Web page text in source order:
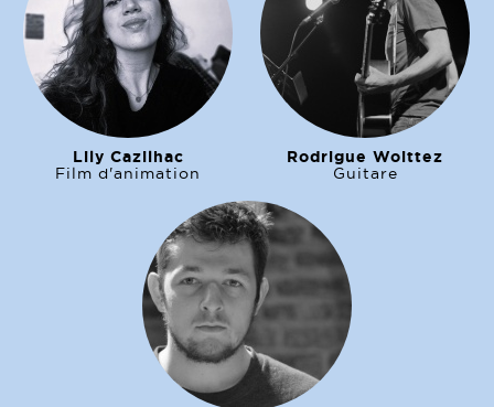
Lily Cazilhac
Film d'animation
Rodrigue Woittez
Guitare